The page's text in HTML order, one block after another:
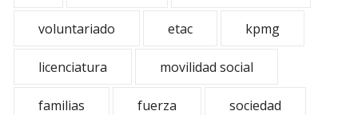
voluntariado etac kpmg
licenciatura movilidad social
familias fuerza sociedad